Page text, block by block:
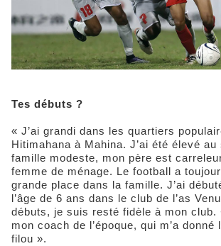
Tes débuts ?
« J’ai grandi dans les quartiers
Hitimahana à Mahina. J’ai été élevé au
famille modeste, mon père est
femme de ménage. Le football a
grande place dans la famille. J’ai
l’âge de 6 ans dans le club de l’as
débuts, je suis resté fidèle à mon club.
mon coach de l’époque, qui m’a donné
filou ».